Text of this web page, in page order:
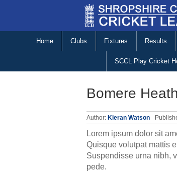
Home Clubs Fixtures Results
SCCL Play Cricket
Bomere Heath
Author: Kieran Watson
Lorem ipsum dolor sit
Quisque volutpat mattis
Suspendisse urna nibh,
pede.